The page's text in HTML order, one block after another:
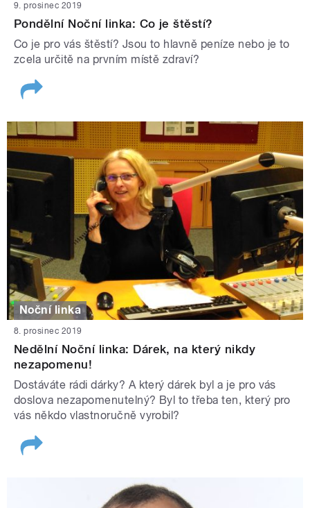
9. prosinec 2019
Pondělní Noční linka: Co je štěstí?
Co je pro vás štěstí? Jsou to hlavně peníze nebo je to
zcela určitě na prvním místě zdraví?
Noční linka
8. prosinec 2019
Nedělní Noční linka: Dárek, na který nikdy
nezapomenu!
Dostáváte rádi dárky? A který dárek byl a je pro vás
doslova nezapomenutelný? Byl to třeba ten, který pro
vás někdo vlastnoručně vyrobil?